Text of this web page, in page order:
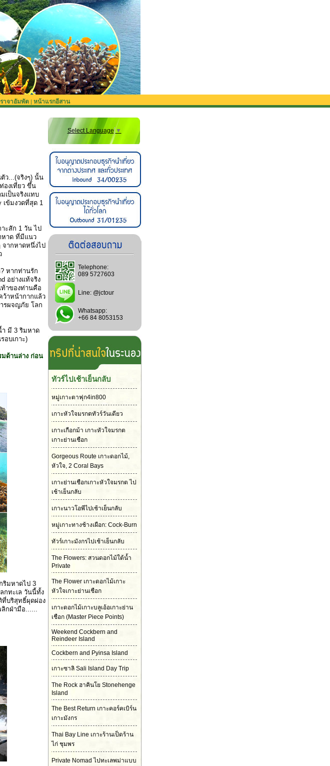
าจาอัมพัต | หน้าแรกอีสาน
ว...(จริงๆ) นั้น
องเที่ยว ขึ้น
เป็นจริงแทบ
เข้มงวดที่สุด 1
ะสัก 1 วัน ไป
หาด ที่มีแนว
จากหาดหนึ่งไป
หากท่านรัก
อย่างแท้จริง
ท้าของท่านคือ
ว้าหน้ากากแล้ว
รผจญภัย โลก
ำ มี 3 ริมหาด
อบเกาะ)
มด้านล่าง ก่อน
ริมหาดไป 3
กทะเล วันนี้ทั้ง
ที่บริสุทธิ์ผุดผ่อง
กฝ่ามือ......
Select Language ▼
Telephone:
089 5727603
Line: @jctour
Whatsapp:
+66 84 8053153
ทัวร์ไปเช้าเย็นกลับ
หมู่เกาะตาฟุก4in800
เกาะหัวใจมรกตทัวร์วันเดียว
เกาะเกือกม้า เกาะหัวใจมรกต
เกาะย่านเชือก
Gorgeous Route เกาะดอกไม้,
หัวใจ, 2 Coral Bays
เกาะย่านเชือกเกาะหัวใจมรกต ไป
เช้าเย็นกลับ
เกาะนาวโอพีไปเช้าเย็นกลับ
หมู่เกาะทางช้างเผือก: Cock-Burn
ทัวร์เกาะมังกรไปเช้าเย็นกลับ
The Flowers: สวนดอกไม้ใต้น้ำ
Private
The Flower เกาะดอกไม้เกาะ
หัวใจเกาะย่านเชือก
เกาะดอกไม้เกาะบลูเอ้อเกาะย่าน
เชือก (Master Piece Points)
Weekend Cockbern and
Reindeer Island
Cockbern and Pyinsa Island
เกาะซาลิ Sali Island Day Trip
The Rock ฮาคินโย Stonehenge
Island
The Best Return เกาะคอร์คเบิร์น
เกาะมังกร
Thai Bay Line เกาะร้านเป็ดร้าน
ไก่ ชุมพร
Private Nomad ไปทะเลพม่าแบบ